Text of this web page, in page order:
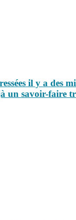
il y a des
un savoir-faire